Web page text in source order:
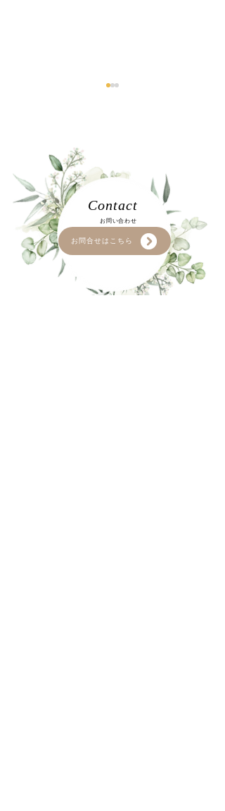
結婚相談所と結婚情報サ
ービスの違い
Contact
​お問い合わせ​
お問合せはこちら